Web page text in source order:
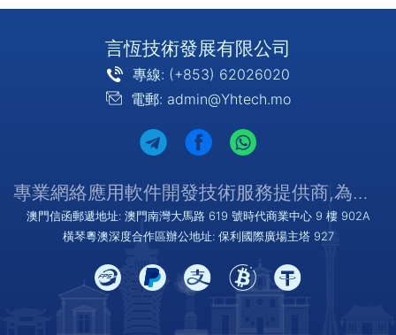
言恆技術發展有限公司
專線: (+853) 62026020
電郵: admin@Yhtech.mo
專業網絡應用軟件開發技術服務提供商,為您提供優質/可靠的服務
澳門信函郵遞地址: 澳門南灣大馬路 619 號時代商業中心 9 樓 902A
橫琴粵澳深度合作區辦公地址: 保利國際廣場主塔 927